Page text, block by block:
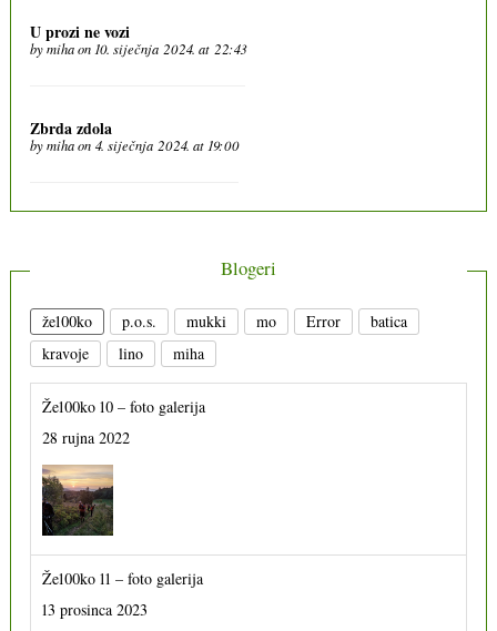
U prozi ne vozi
bymihaon 10. siječnja 2024. at 22:43
Zbrda zdola
bymihaon 4. siječnja 2024. at 19:00
Blogeri
že100ko p.o.s. mukki mo Error
batica
kravoje
lino miha
Že100ko 10 – foto galerija
28 rujna 2022
Že100ko 11 – foto galerija
13 prosinca 2023